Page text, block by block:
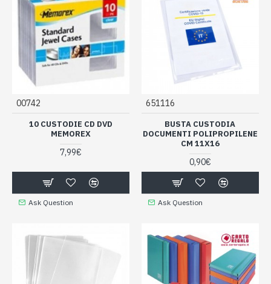
00742
10 CUSTODIE CD DVD
MEMOREX
7,99€
Ask Question
651116
BUSTA CUSTODIA
DOCUMENTI POLIPROPILENE
CM 11X16
0,90€
Ask Question